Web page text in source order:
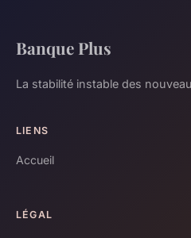
Banque Plus
La stabilité instable des
LIENS
Accueil
LÉGAL